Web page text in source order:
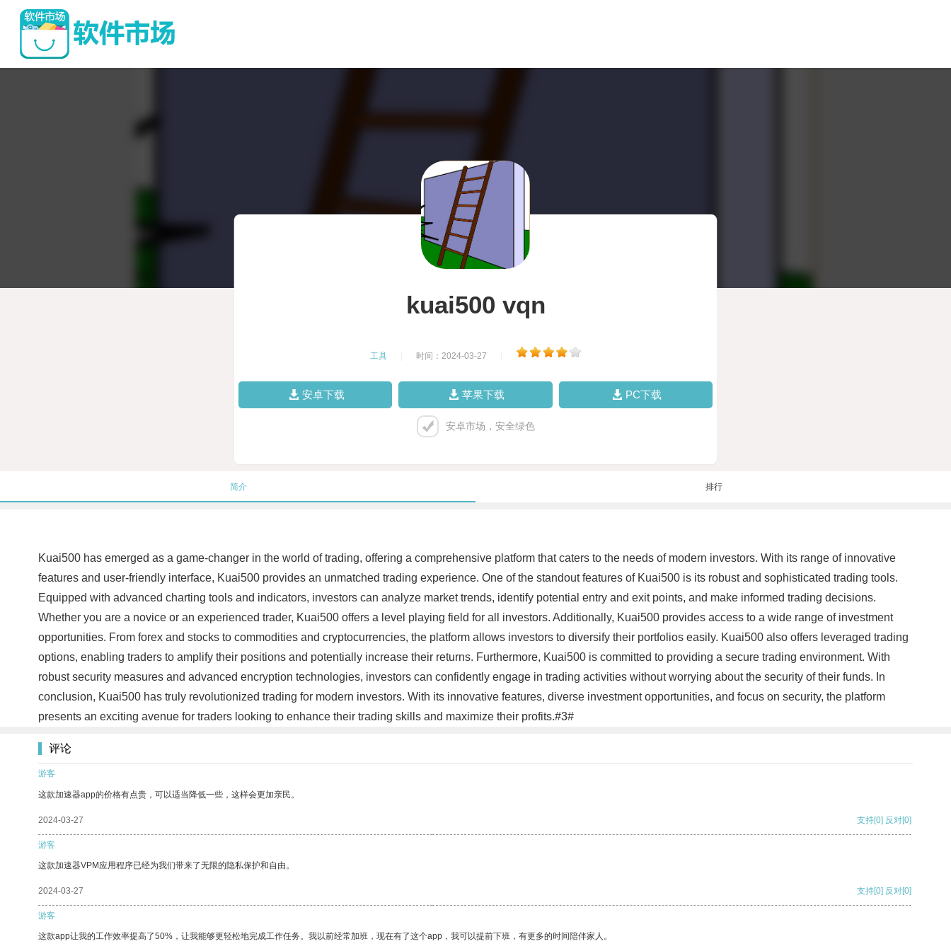
kuai500 vqn
工具 时间：2024-03-27
安卓下载 苹果下载 PC下载
安卓市场，安全绿色
简介 排行
Kuai500 has emerged as a game-changer in the world of trading, offering a comprehensive platform that caters to the needs of modern investors. With its range of innovative
features and user-friendly interface, Kuai500 provides an unmatched trading experience. One of the standout features of Kuai500 is its robust and sophisticated trading tools.
Equipped with advanced charting tools and indicators, investors can analyze market trends, identify potential entry and exit points, and make informed trading decisions.
Whether you are a novice or an experienced trader, Kuai500 offers a level playing field for all investors. Additionally, Kuai500 provides access to a wide range of investment
opportunities. From forex and stocks to commodities and cryptocurrencies, the platform allows investors to diversify their portfolios easily. Kuai500 also offers leveraged trading
options, enabling traders to amplify their positions and potentially increase their returns. Furthermore, Kuai500 is committed to providing a secure trading environment. With
robust security measures and advanced encryption technologies, investors can confidently engage in trading activities without worrying about the security of their funds. In
conclusion, Kuai500 has truly revolutionized trading for modern investors. With its innovative features, diverse investment opportunities, and focus on security, the platform
presents an exciting avenue for traders looking to enhance their trading skills and maximize their profits.#3#
评论
游客
这款加速器app的价格有点贵，可以适当降低一些，这样会更加亲民。
2024-03-27 支持[0] 反对[0]
游客
这款加速器VPM应用程序已经为我们带来了无限的隐私保护和自由。
2024-03-27 支持[0] 反对[0]
游客
这款app让我的工作效率提高了50%，让我能够更轻松地完成工作任务。我以前经常加班，现在有了这个app，我可以提前下班，有更多的时间陪伴家人。